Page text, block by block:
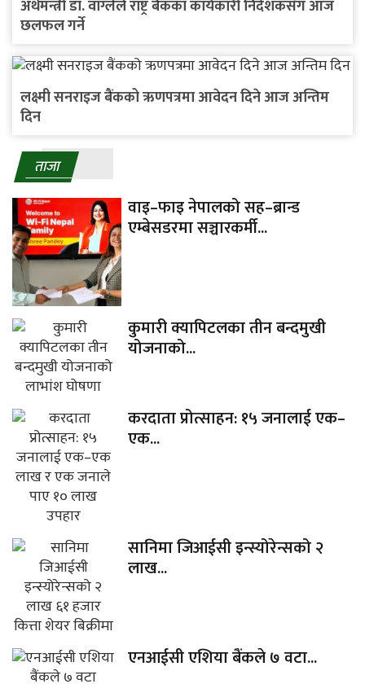
अर्थमन्त्री डा. वाग्लेले राष्ट्र बैंकका कार्यकारी निर्देशकसँग आज
छलफल गर्ने
लक्ष्मी सनराइज बैंकको ऋणपत्रमा आवेदन दिने आज अन्तिम
दिन
ताजा
वाइ–फाइ नेपालको सह–ब्रान्ड
एम्बेसडरमा सञ्चारकर्मी...
कुमारी क्यापिटलका तीन बन्दमुखी
योजनाको...
करदाता प्रोत्साहन: १५ जनालाई एक–
एक...
सानिमा जिआईसी इन्स्योरेन्सको २
लाख...
एनआईसी एशिया बैंकले ७ वटा...